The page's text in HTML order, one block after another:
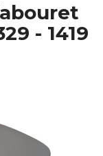
- 1419